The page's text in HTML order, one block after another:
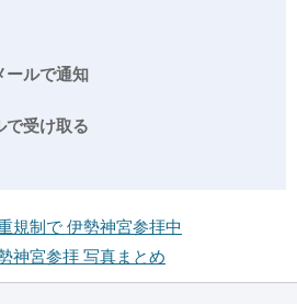
ールで通知
で受け取る
規制で 伊勢神宮参拝中
神宮参拝 写真まとめ